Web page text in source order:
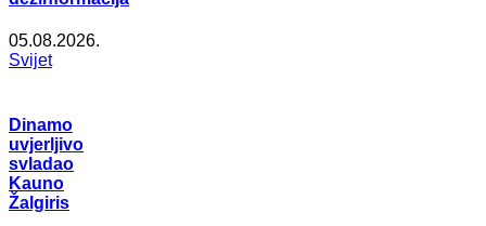
05.08.2026.
Svijet
Dinamo
uvjerljivo
svladao
Kauno
Žalgiris